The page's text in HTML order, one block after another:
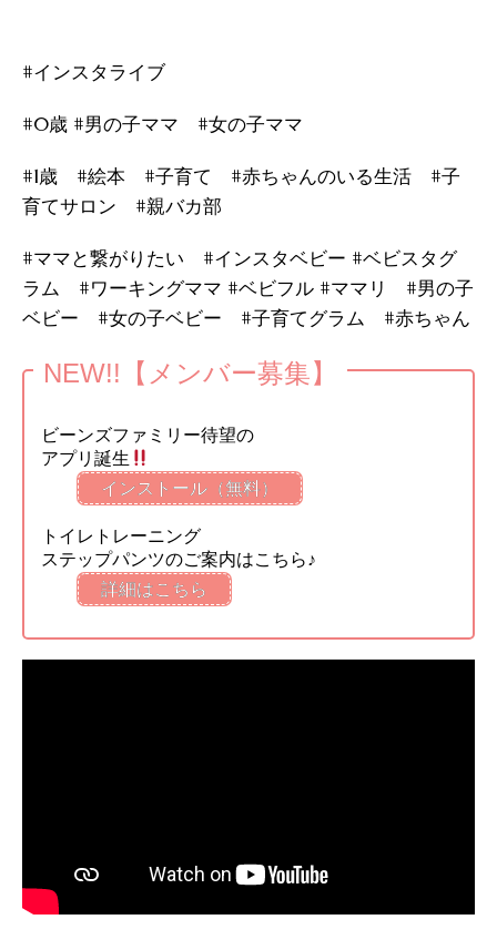
#インスタライブ
#0歳 #男の子ママ #女の子ママ
#1歳 #絵本 #子育て #赤ちゃんのいる生活 #子
育てサロン #親バカ部
#ママと繋がりたい #インスタベビー #ベビスタグ
ラム #ワーキングママ #ベビフル #ママリ #男の子
ベビー #女の子ベビー #子育てグラム #赤ちゃん
NEW!!【メンバー募集】
ビーンズファミリー待望の
アプリ誕生
インストール（無料）
トイレトレーニング
ステップパンツのご案内はこちら♪
詳細はこちら